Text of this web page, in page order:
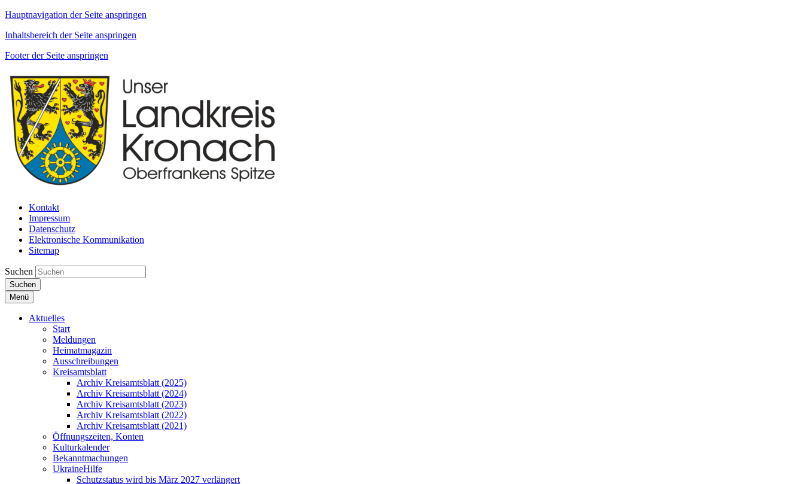
Hauptnavigation der Seite anspringen
Inhaltsbereich der Seite anspringen
Footer der Seite anspringen
Kontakt
Impressum
Datenschutz
Elektronische Kommunikation
Sitemap
Suchen
Suchen
Menü
Aktuelles
Start
Meldungen
Heimatmagazin
Ausschreibungen
Kreisamtsblatt
Archiv Kreisamtsblatt (2025)
Archiv Kreisamtsblatt (2024)
Archiv Kreisamtsblatt (2023)
Archiv Kreisamtsblatt (2022)
Archiv Kreisamtsblatt (2021)
Öffnungszeiten, Konten
Kulturkalender
Bekanntmachungen
UkraineHilfe
Schutzstatus wird bis März 2027 verlängert